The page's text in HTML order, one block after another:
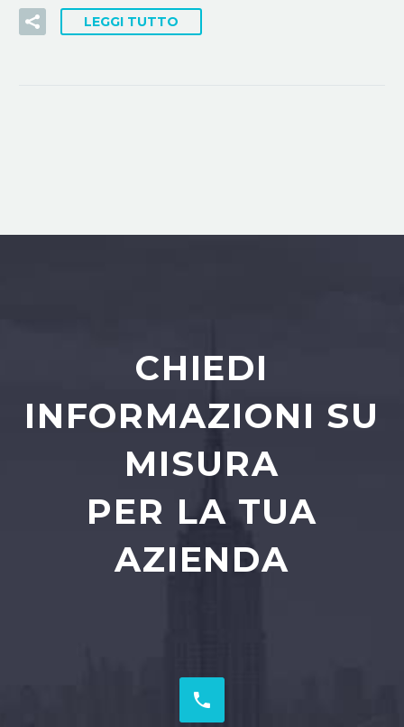
LEGGI TUTTO
CHIEDI
INFORMAZIONI SU
MISURA
PER LA TUA
AZIENDA

